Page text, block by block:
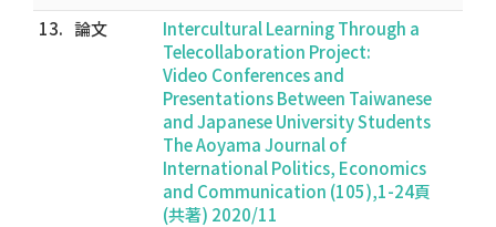
13. 論文
Intercultural Learning Through a
Telecollaboration Project:
Video Conferences and
Presentations Between Taiwanese
and Japanese University Students
The Aoyama Journal of
International Politics, Economics
and Communication (105),1-24頁
(共著) 2020/11